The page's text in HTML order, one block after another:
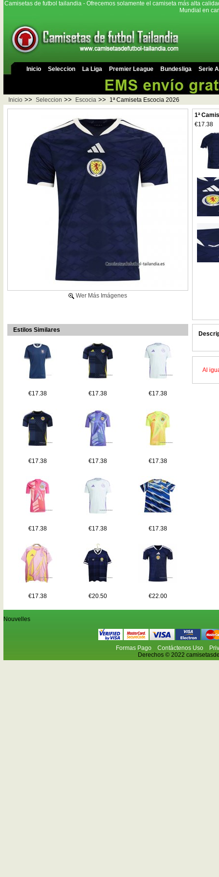
Camisetas de futbol tailandia - Ofrecemos solamente el camiseta más alta
Mundial en
Inicio Seleccion La Liga Premier League Bundesliga Serie A
Inicio >> Seleccion >> Escocia >> 1ª Camiseta Escocia 2026
Wer Más Imágenes
1ª
€17.38
Estilos Similares
€17.38 €17.38 €17.38
€17.38 €17.38 €17.38
€17.38 €17.38 €17.38
€17.38 €20.50 €22.00
Al
Nouvelles
Formas Pago Contáctenos Uso
Derechos © 2022